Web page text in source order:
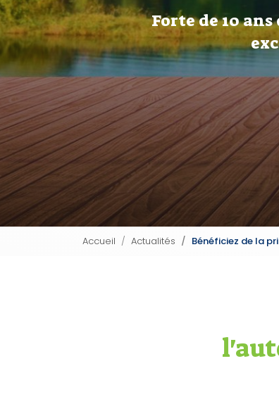
Forte de 10 ans
Accueil Actualités Bénéficiez de la